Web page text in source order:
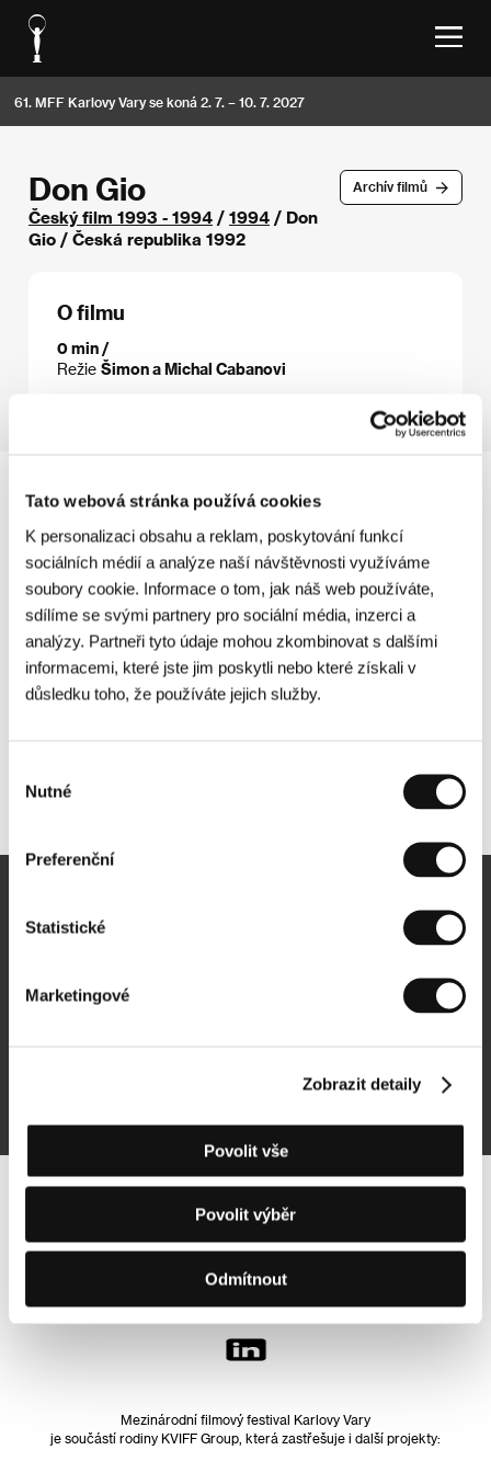
Tato webová stránka používá cookies
K personalizaci obsahu a reklam, poskytování funkcí
sociálních médií a analýze naší návštěvnosti využíváme
soubory cookie. Informace o tom, jak náš web používáte,
sdílíme se svými partnery pro sociální média, inzerci a
analýzy. Partneři tyto údaje mohou zkombinovat s dalšími
informacemi, které jste jim poskytli nebo které získali v
důsledku toho, že používáte jejich služby.
souhlasu
Nutné
Preferenční
Statistické
Marketingové
Zobrazit detaily
Povolit vše
Povolit výběr
Odmítnout
61. MFF Karlovy Vary se koná 2. 7. – 10. 7. 2027
Archív filmů
Don Gio
Český film 1993 - 1994 / 1994 / Don
Gio / Česká republika 1992
O filmu
0 min /
Režie Šimon a Michal Cabanovi
Sledujte nás na síti:
Mezinárodní filmový festival Karlovy Vary
je součástí rodiny KVIFF Group, která zastřešuje i další projekty: